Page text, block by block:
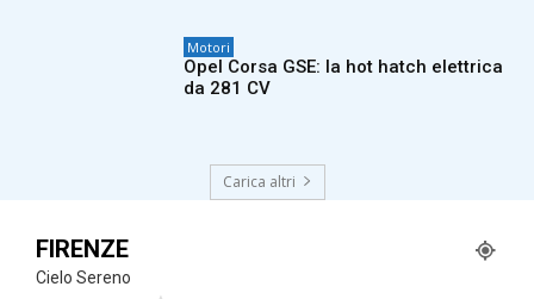
Motori
Opel Corsa GSE: la hot hatch elettrica
da 281 CV
Carica altri
FIRENZE
Cielo Sereno